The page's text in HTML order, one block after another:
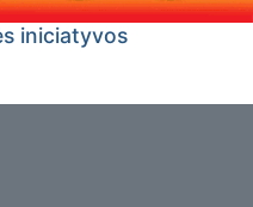
iniciatyvos